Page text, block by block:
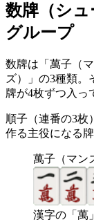
数牌（シ
グループ
数牌は「萬子（
ズ）」の3種類。
牌が4枚ずつ入っ
順子（連番の3枚
作る主役になる牌
萬子（マン
漢字の「萬